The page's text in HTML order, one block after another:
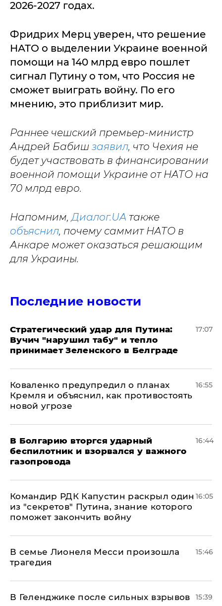
2026-2027 годах.
Фридрих Мерц уверен, что решение
НАТО о выделении Украине военной
помощи на 140 млрд евро пошлет
сигнал Путину о том, что Россия не
сможет выиграть войну. По его
мнению, это приблизит мир.
Раннее чешский премьер-министр
Андрей Бабиш заявил, что Чехия не
будет участвовать в финансировании
военной помощи Украине от НАТО на
70 млрд евро.
Напомним,Диалог.UA также
объяснил, почему саммит НАТО в
Анкаре может оказаться решающим
для Украины.
Последние новости
Стратегический удар для Путина:
Вучич "нарушил табу" и тепло
принимает Зеленского в Белграде
17:07
Коваленко предупредил о планах
Кремля и объяснил, как противостоять
новой угрозе
16:55
В Болгарию вторгся ударный
беспилотник и взорвался у важного
газопровода
16:44
Командир РДК Капустин раскрыл один
из "секретов" Путина, знание которого
поможет закончить войну
16:05
В семье Лионеля Месси произошла
трагедия
15:46
В Геленджике после сильных взрывов
15:39